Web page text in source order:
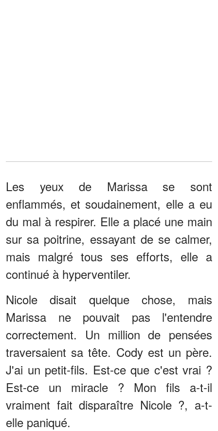
Les yeux de Marissa se sont
enflammés, et soudainement, elle a eu
du mal à respirer. Elle a placé une main
sur sa poitrine, essayant de se calmer,
mais malgré tous ses efforts, elle a
continué à hyperventiler.
Nicole disait quelque chose, mais
Marissa ne pouvait pas l'entendre
correctement. Un million de pensées
traversaient sa tête. Cody est un père.
J'ai un petit-fils. Est-ce que c'est vrai ?
Est-ce un miracle ? Mon fils a-t-il
vraiment fait disparaître Nicole ?, a-t-
elle paniqué.